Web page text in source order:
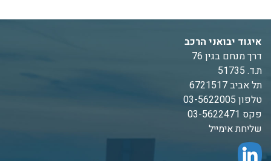
איגוד יבואני הרכב
דרך מנחם בגין 76
ת.ד. 51735
תל אביב 6721517
טלפון 03-5622005
פקס 03-5622471
שליחת אימייל